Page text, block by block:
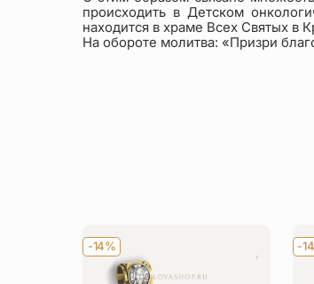
происходить в Детском
находится в храме Всех Святых в
На обороте молитва: «Призри
-14% -